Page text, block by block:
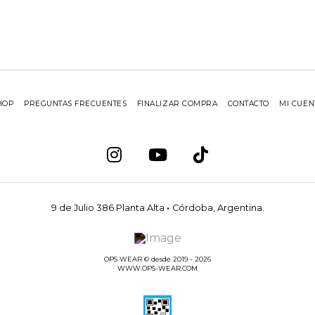
PREGUNTAS FRECUENTES FINALIZAR COMPRA CONTACTO MI
9 de Julio 386 Planta Alta · Córdoba, Argentina.
OPS WEAR © desde 2019 - 2026
WWW.OPS-WEAR.COM